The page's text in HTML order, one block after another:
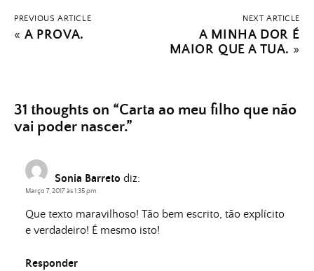
PREVIOUS ARTICLE
«A PROVA.
NEXT ARTICLE
A MINHA DOR É
MAIOR QUE A TUA. »
31 thoughts on “Carta ao meu filho que não
vai poder nascer.”
Sonia Barreto diz:
Março 7, 2017 às 1:35 pm
Que texto maravilhoso! Tão bem escrito, tão explícito
e verdadeiro! É mesmo isto!
Responder